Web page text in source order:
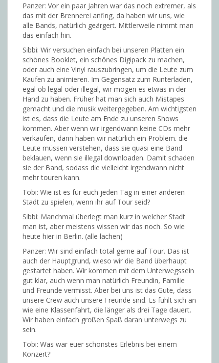
Panzer: Vor ein paar Jahren war das noch extremer, als
das mit der Brennerei anfing, da haben wir uns, wie
alle Bands, natürlich geärgert. Mittlerweile nimmt man
das einfach hin.
Sibbi: Wir versuchen einfach bei unseren Platten ein
schönes Booklet, ein schönes Digipack zu machen,
oder auch eine Vinyl rauszubringen, um die Leute zum
Kaufen zu animieren. Im Gegensatz zum Runterladen,
egal ob legal oder illegal, wir mögen es etwas in der
Hand zu haben. Früher hat man sich auch Mistapes
gemacht und die musik weitergegeben. Am wichtigsten
ist es, dass die Leute am Ende zu unseren Shows
kommen. Aber wenn wir irgendwann keine CDs mehr
verkaufen, dann haben wir natürlich ein Problem. die
Leute müssen verstehen, dass sie quasi eine Band
beklauen, wenn sie illegal downloaden. Damit schaden
sie der Band, sodass die vielleicht irgendwann nicht
mehr touren kann.
Tobi: Wie ist es für euch jeden Tag in einer anderen
Stadt zu spielen, wenn ihr auf Tour seid?
Sibbi: Manchmal überlegt man kurz in welcher Stadt
man ist, aber meistens wissen wir das noch. So wie
heute hier in Berlin. (alle lachen)
Panzer: Wir sind einfach total gerne auf Tour. Das ist
auch der Hauptgrund, wieso wir die Band überhaupt
gestartet haben. Wir kommen mit dem Unterwegssein
gut klar, auch wenn man natürlich Freundin, Familie
und Freunde vermisst. Aber bei uns ist das Gute, dass
unsere Crew auch unsere Freunde sind. Es fühlt sich an
wie eine Klassenfahrt, die länger als drei Tage dauert.
Wir haben einfach großen Spaß daran unterwegs zu
sein.
Tobi: Was war euer schönstes Erlebnis bei einem
Konzert?